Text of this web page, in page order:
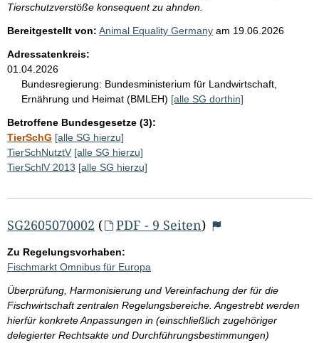
Tierschutzverstöße konsequent zu ahnden.
Bereitgestellt von: Animal Equality Germany am 19.06.2026
Adressatenkreis:
01.04.2026
Bundesregierung: Bundesministerium für Landwirtschaft,
Ernährung und Heimat (BMLEH) [alle SG dorthin]
Betroffene Bundesgesetze (3):
TierSchG [alle SG hierzu]
TierSchNutztV [alle SG hierzu]
TierSchlV 2013 [alle SG hierzu]
SG2605070002 ( PDF - 9 Seiten)
Zu Regelungsvorhaben:
Fischmarkt Omnibus für Europa
Überprüfung, Harmonisierung und Vereinfachung der für die
Fischwirtschaft zentralen Regelungsbereiche. Angestrebt werden
hierfür konkrete Anpassungen in (einschließlich zugehöriger
delegierter Rechtsakte und Durchführungsbestimmungen)